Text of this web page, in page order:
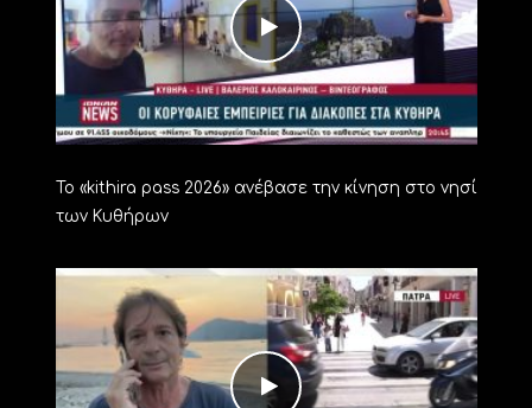
Το «kithira pass 2026» ανέβασε την κίνηση στο νησί
των Κυθήρων